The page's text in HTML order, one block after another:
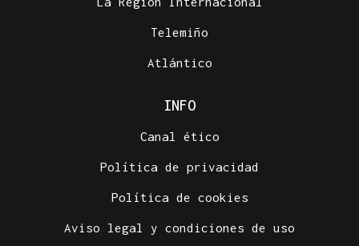
Telemiño
Atlántico
INFO
Canal ético
Política de privacidad
Política de cookies
Aviso legal y condiciones de uso